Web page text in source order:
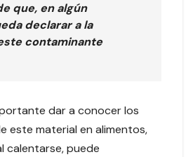
que, en algún
declarar a la
contaminante
dar a conocer los
este material en alimentos,
calentarse, puede